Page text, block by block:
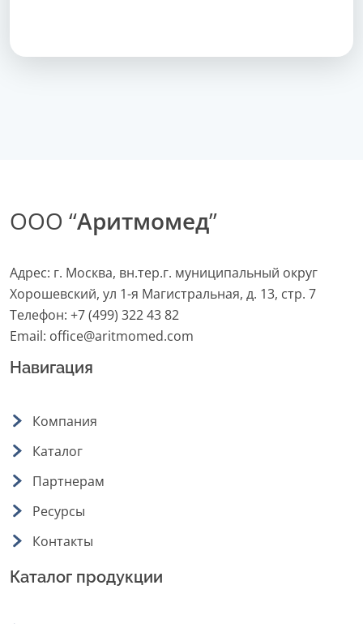
ООО “Аритмомед”
Адрес: г. Москва, вн.тер.г. муниципальный округ
Хорошевский, ул 1-я Магистральная, д. 13, стр. 7
Телефон: +7 (499) 322 43 82
Email: office@aritmomed.com
Навигация
Компания
Каталог
Партнерам
Ресурсы
Контакты
Каталог продукции